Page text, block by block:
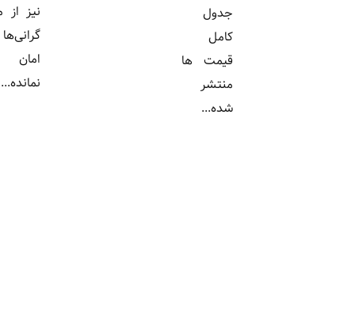
جدول
کامل
قیمت ها
منتشر
شده...
نیز از موج
گرانی‌ها در
امان
نمانده...